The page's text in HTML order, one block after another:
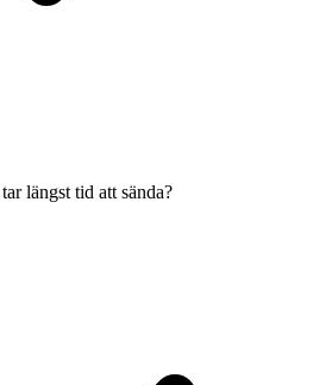
längst tid att sända?